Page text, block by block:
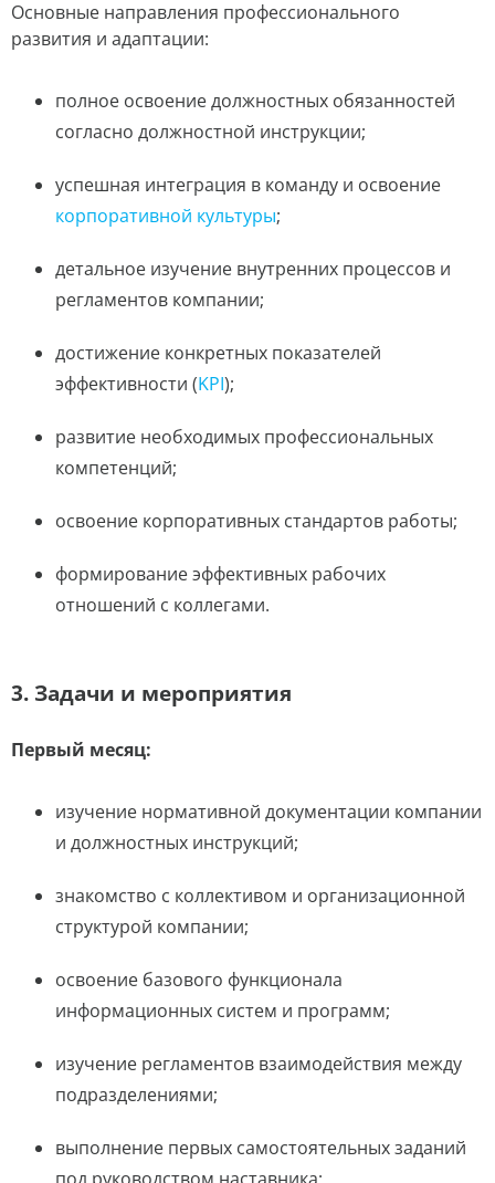
Основные направления профессионального
развития и адаптации:
полное освоение должностных обязанностей
согласно должностной инструкции;
успешная интеграция в команду и освоение
корпоративной культуры;
детальное изучение внутренних процессов и
регламентов компании;
достижение конкретных показателей
эффективности (KPI);
развитие необходимых профессиональных
компетенций;
освоение корпоративных стандартов работы;
формирование эффективных рабочих
отношений с коллегами.
3. Задачи и мероприятия
Первый месяц:
изучение нормативной документации компании
и должностных инструкций;
знакомство с коллективом и организационной
структурой компании;
освоение базового функционала
информационных систем и программ;
изучение регламентов взаимодействия между
подразделениями;
выполнение первых самостоятельных заданий